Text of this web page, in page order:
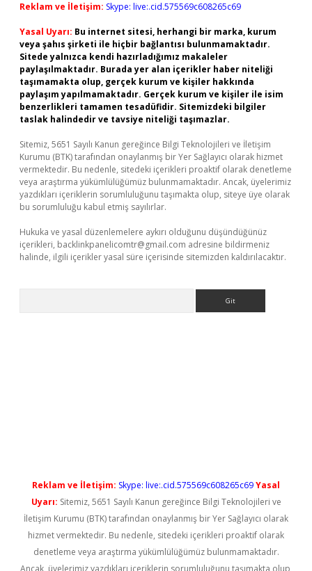
Reklam ve İletişim: Skype: live:.cid.575569c608265c69
Yasal Uyarı: Bu internet sitesi, herhangi bir marka, kurum
veya şahıs şirketi ile hiçbir bağlantısı bulunmamaktadır.
Sitede yalnızca kendi hazırladığımız makaleler
paylaşılmaktadır. Burada yer alan içerikler haber niteliği
taşımamakta olup, gerçek kurum ve kişiler hakkında
paylaşım yapılmamaktadır. Gerçek kurum ve kişiler ile isim
benzerlikleri tamamen tesadüfidir. Sitemizdeki bilgiler
taslak halindedir ve tavsiye niteliği taşımazlar.
Sitemiz, 5651 Sayılı Kanun gereğince Bilgi Teknolojileri ve İletişim
Kurumu (BTK) tarafından onaylanmış bir Yer Sağlayıcı olarak hizmet
vermektedir. Bu nedenle, sitedeki içerikleri proaktif olarak denetleme
veya araştırma yükümlülüğümüz bulunmamaktadır. Ancak, üyelerimiz
yazdıkları içeriklerin sorumluluğunu taşımakta olup, siteye üye olarak
bu sorumluluğu kabul etmiş sayılırlar.
Hukuka ve yasal düzenlemelere aykırı olduğunu düşündüğünüz
içerikleri, backlinkpanelicomtr@gmail.com adresine bildirmeniz
halinde, ilgili içerikler yasal süre içerisinde sitemizden kaldırılacaktır.
Reklam ve İletişim: Skype: live:.cid.575569c608265c69Yasal
Uyarı: Sitemiz, 5651 Sayılı Kanun gereğince Bilgi Teknolojileri ve
İletişim Kurumu (BTK) tarafından onaylanmış bir Yer Sağlayıcı olarak
hizmet vermektedir. Bu nedenle, sitedeki içerikleri proaktif olarak
denetleme veya araştırma yükümlülüğümüz bulunmamaktadır.
Ancak, üyelerimiz yazdıkları içeriklerin sorumluluğunu taşımakta olup,